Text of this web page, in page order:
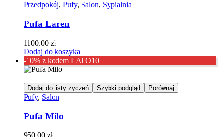
Przedpokój, Pufy, Salon, Sypialnia
Pufa Laren
1100,00 zł
Dodaj do koszyka
-10% z kodem LATO10
Dodaj do listy życzeń Szybki podgląd Porównaj
Pufy, Salon
Pufa Milo
950,00 zł